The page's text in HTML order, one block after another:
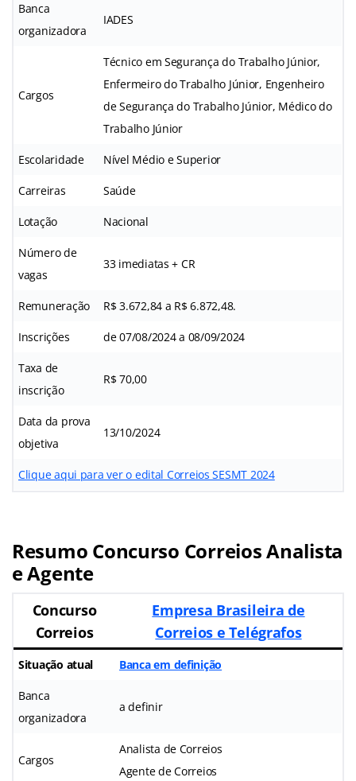
Banca
organizadora
IADES
Cargos
Técnico em Segurança do Trabalho Júnior,
Enfermeiro do Trabalho Júnior, Engenheiro
de Segurança do Trabalho Júnior, Médico do
Trabalho Júnior
Escolaridade Nível Médio e Superior
Carreiras Saúde
Lotação Nacional
Número de
vagas
33 imediatas + CR
Remuneração R$ 3.672,84 a R$ 6.872,48.
Inscrições de 07/08/2024 a 08/09/2024
Taxa de
inscrição
R$ 70,00
Data da prova
objetiva
13/10/2024
Clique aqui para ver o edital Correios SESMT 2024
Resumo Concurso Correios Analista
e Agente
Concurso
Correios
Empresa Brasileira de
Correios e Telégrafos
Situação atual Banca em definição
Banca
organizadora
a definir
Cargos
Analista de Correios
Agente de Correios